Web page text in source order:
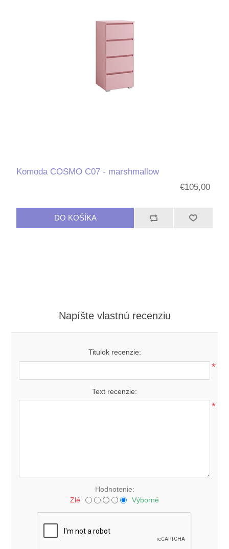
Komoda COSMO C07 - marshmallow
€105,00
Napíšte vlastnú recenziu
Titulok recenzie:
*
Text recenzie:
*
Hodnotenie:
Zlé
Výborné